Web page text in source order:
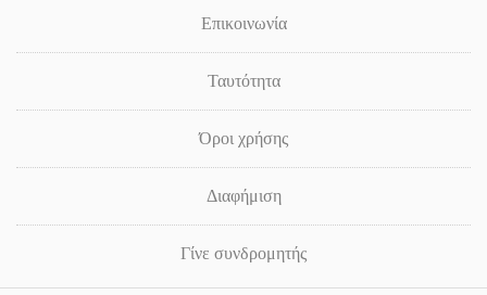
Επικοινωνία
Ταυτότητα
Όροι χρήσης
Διαφήμιση
Γίνε συνδρομητής